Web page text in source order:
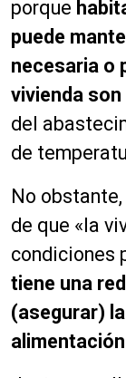
porque
puede
necesaria o
vivienda
del
de
No
de que «la
condiciones
tiene una
(asegurar)